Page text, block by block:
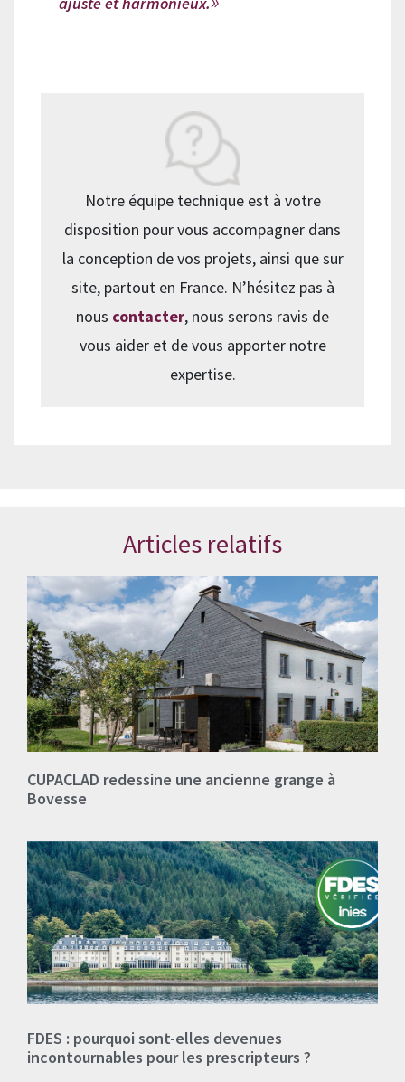
Notre équipe technique est à votre
disposition pour vous accompagner dans
la conception de vos projets, ainsi que sur
site, partout en France. N’hésitez pas à
nous contacter, nous serons ravis de
vous aider et de vous apporter notre
expertise.
Articles relatifs
CUPACLAD redessine une ancienne grange à
Bovesse
FDES : pourquoi sont-elles devenues
incontournables pour les prescripteurs ?